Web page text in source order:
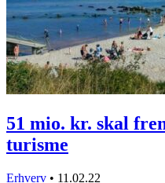
51 mio. kr. skal
turisme
Erhverv • 11.02.22